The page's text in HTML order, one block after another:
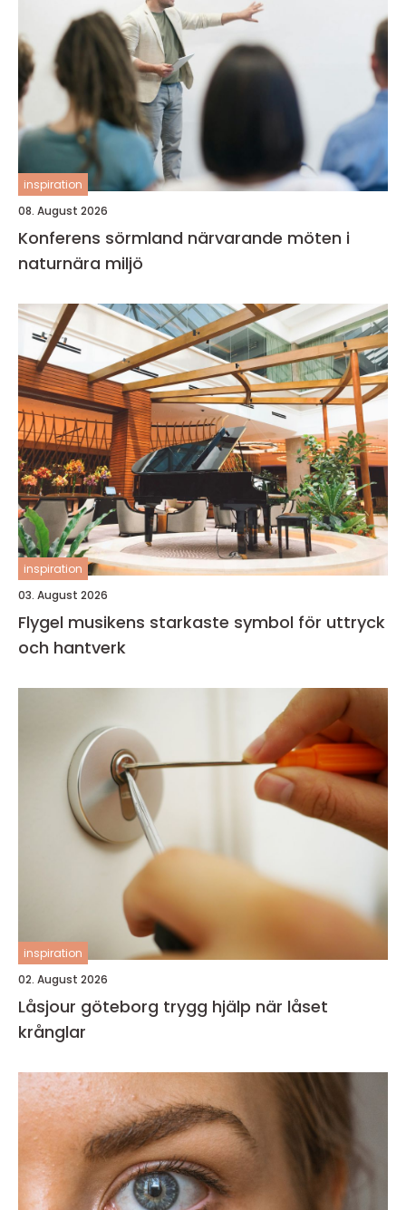
inspiration
08. August 2026
Konferens sörmland närvarande möten i
naturnära miljö
inspiration
03. August 2026
Flygel musikens starkaste symbol för uttryck
och hantverk
inspiration
02. August 2026
Låsjour göteborg trygg hjälp när låset
krånglar